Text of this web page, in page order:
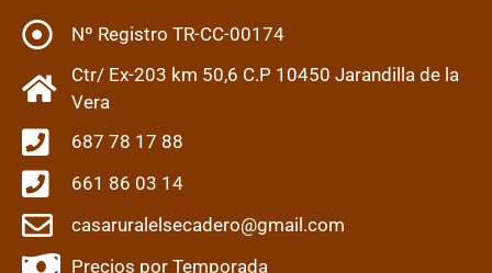
Nº Registro TR-CC-00174
Ctr/ Ex-203 km 50,6 C.P 10450 Jarandilla de la
Vera
687 78 17 88
661 86 03 14
casaruralelsecadero@gmail.com
Precios por Temporada